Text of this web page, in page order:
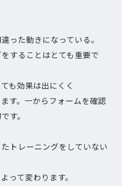
った動きになっている。
することはとても重要で
も効果は出にくく
す。一からフォームを確認
す。
トレーニングをしていない
って変わります。